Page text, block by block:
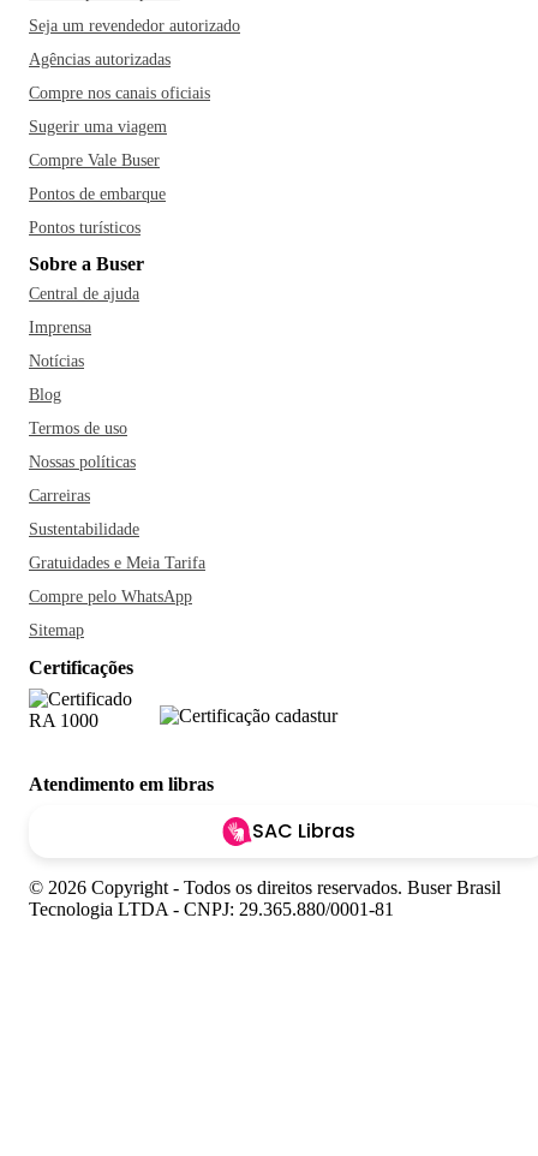
Seja um revendedor autorizado
Agências autorizadas
Compre nos canais oficiais
Sugerir uma viagem
Compre Vale Buser
Pontos de embarque
Pontos turísticos
Sobre a Buser
Central de ajuda
Imprensa
Notícias
Blog
Termos de uso
Nossas políticas
Carreiras
Sustentabilidade
Gratuidades e Meia Tarifa
Compre pelo WhatsApp
Sitemap
Certificações
Atendimento em libras
SAC Libras
© 2026 Copyright - Todos os direitos reservados. Buser Brasil
Tecnologia LTDA - CNPJ: 29.365.880/0001-81